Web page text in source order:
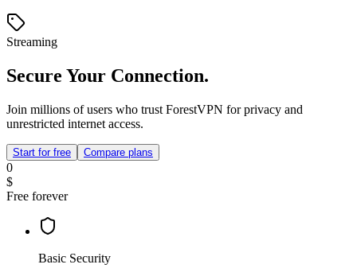
Streaming
Secure Your Connection.
Join millions of users who trust ForestVPN for privacy and
unrestricted internet access.
Start for free Compare plans
0
$
Free forever
Basic Security